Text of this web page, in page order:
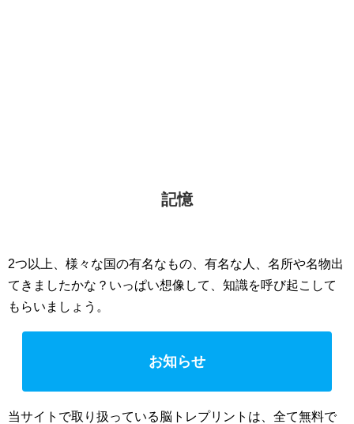
記憶
2つ以上、様々な国の有名なもの、有名な人、名所や名物出
てきましたかな？いっぱい想像して、知識を呼び起こして
もらいましょう。
お知らせ
当サイトで取り扱っている脳トレプリントは、全て無料で